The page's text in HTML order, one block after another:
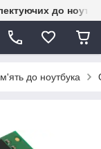
до
до ноутбука